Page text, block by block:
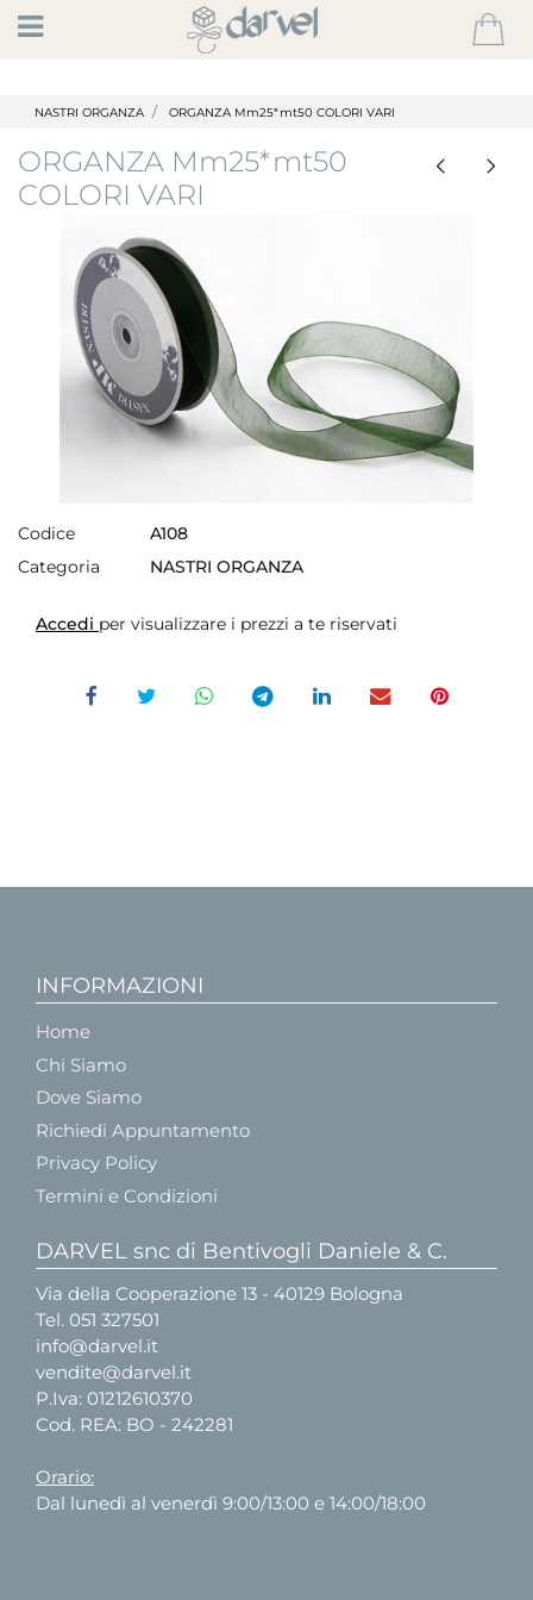
Open
NASTRI ORGANZA ORGANZA Mm25*mt50 COLORI VARI
ORGANZA Mm25*mt50
COLORI VARI
Codice
A108
Categoria
NASTRI ORGANZA
Accedi per visualizzare i prezzi a te riservati
INFORMAZIONI
Home
Chi Siamo
Dove Siamo
Richiedi Appuntamento
Privacy Policy
Termini e Condizioni
DARVEL snc di Bentivogli Daniele & C.
Via della Cooperazione 13 - 40129 Bologna
Tel. 051 327501
info@darvel.it
vendite@darvel.it
P.Iva: 01212610370
Cod. REA: BO - 242281
Orario:
Dal lunedì al venerdì 9:00/13:00 e 14:00/18:00